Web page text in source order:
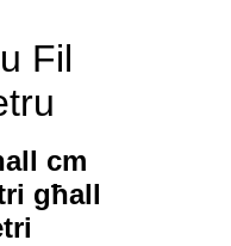
Fil
cm
għall